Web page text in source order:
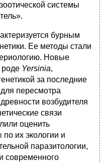
системы
бурным
Ее методы стали
Новые
Yersinia,
за последние
пересмотра
возбудителя
связи
оценить
их экологии и
паразитологии,
современного